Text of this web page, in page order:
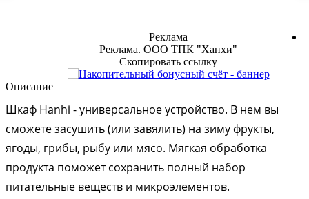
Реклама
Реклама. ООО ТПК "Ханхи"
Скопировать ссылку
Описание
Шкаф Hanhi - универсальное устройство. В нем вы
сможете засушить (или завялить) на зиму фрукты,
ягоды, грибы, рыбу или мясо. Мягкая обработка
продукта поможет сохранить полный набор
питательные веществ и микроэлементов.